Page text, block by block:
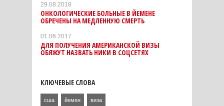
29.08.2018
ОНКОЛОГИЧЕСКИЕ БОЛЬНЫЕ В ЙЕМЕНЕ
ОБРЕЧЕНЫ НА МЕДЛЕННУЮ СМЕРТЬ
01.06.2017
ДЛЯ ПОЛУЧЕНИЯ АМЕРИКАНСКОЙ ВИЗЫ
ОБЯЖУТ НАЗВАТЬ НИКИ В СОЦСЕТЯХ
КЛЮЧЕВЫЕ СЛОВА
сша йемен виза